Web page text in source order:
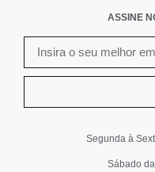
ASSINE
Segunda à
Sábado